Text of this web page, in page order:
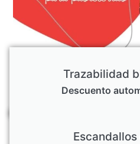
Trazabilidad
Descuento